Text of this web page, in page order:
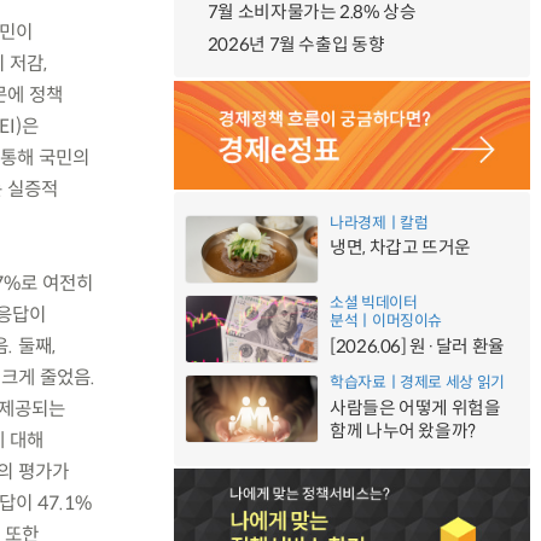
이
저감,
에 정책
은
해 국민의
실증적
로 여전히
답이
. 둘째,
게 줄었음.
공되는
대해
평가가
이 47.1%
또한
7월 소비자물가는 2.8% 상승
2026년 7월 수출입 동향
나라경제ㅣ칼럼
냉면, 차갑고 뜨거운
소셜 빅데이터
분석ㅣ이머징이슈
[2026.06] 원·달러 환율
학습자료ㅣ경제로 세상 읽기
사람들은 어떻게 위험을
함께 나누어 왔을까?